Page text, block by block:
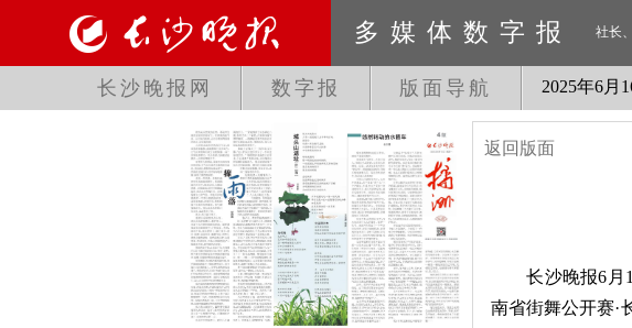
多媒体数字报 社长
长沙晚报网 数字报 版面导航 2025年6月
返回版面
长沙晚报6月15
南省街舞公开赛·